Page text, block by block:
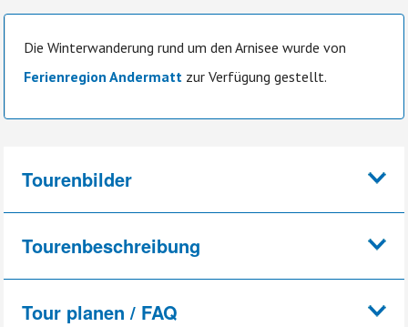
Die Winterwanderung rund um den Arnisee wurde von
Ferienregion Andermatt zur Verfügung gestellt.
Tourenbilder
Tourenbeschreibung
Tour planen / FAQ